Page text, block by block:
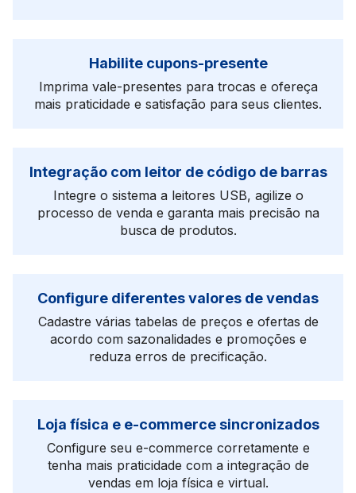
Habilite cupons-presente
Imprima vale-presentes para trocas e ofereça
mais praticidade e satisfação para seus clientes.
Integração com leitor de código de barras
Integre o sistema a leitores USB, agilize o
processo de venda e garanta mais precisão na
busca de produtos.
Configure diferentes valores de vendas
Cadastre várias tabelas de preços e ofertas de
acordo com sazonalidades e promoções e
reduza erros de precificação.
Loja física e e-commerce sincronizados
Configure seu e-commerce corretamente e
tenha mais praticidade com a integração de
vendas em loja física e virtual.